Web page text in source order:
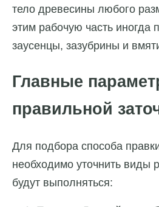
тело древесины любого
этим рабочую часть иногда
заусенцы, зазубрины и
Главные
правильной
Для подбора способа
необходимо уточнить виды
будут выполняться: